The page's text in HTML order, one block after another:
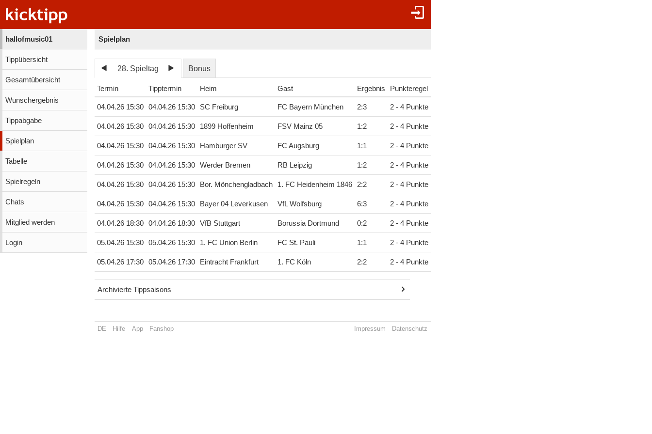
hallofmusic01
Tippübersicht
Gesamtübersicht
Wunschergebnis
Tippabgabe
Spielplan
Tabelle
Spielregeln
Chats
Mitglied werden
Login
Spielplan
28. Spieltag Bonus
Termin Tipptermin Heim Gast Ergebnis Punkteregel
04.04.26 15:30 04.04.26 15:30 SC Freiburg FC Bayern München 2:3 2 - 4 Punkte
04.04.26 15:30 04.04.26 15:30 1899 Hoffenheim FSV Mainz 05 1:2 2 - 4 Punkte
04.04.26 15:30 04.04.26 15:30 Hamburger SV FC Augsburg 1:1 2 - 4 Punkte
04.04.26 15:30 04.04.26 15:30 Werder Bremen RB Leipzig 1:2 2 - 4 Punkte
04.04.26 15:30 04.04.26 15:30 Bor. Mönchengladbach 1. FC Heidenheim 1846 2:2 2 - 4 Punkte
04.04.26 15:30 04.04.26 15:30 Bayer 04 Leverkusen VfL Wolfsburg 6:3 2 - 4 Punkte
04.04.26 18:30 04.04.26 18:30 VfB Stuttgart Borussia Dortmund 0:2 2 - 4 Punkte
05.04.26 15:30 05.04.26 15:30 1. FC Union Berlin FC St. Pauli 1:1 2 - 4 Punkte
05.04.26 17:30 05.04.26 17:30 Eintracht Frankfurt 1. FC Köln 2:2 2 - 4 Punkte
Archivierte Tippsaisons
DE Hilfe App Fanshop Impressum Datenschutz